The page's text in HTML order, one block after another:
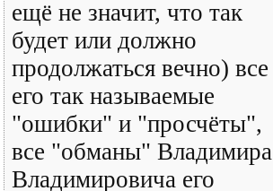
ещё не значит, что так
будет или должно
продолжаться вечно) все
его так называемые
"ошибки" и "просчёты",
все "обманы" Владимира
Владимировича его